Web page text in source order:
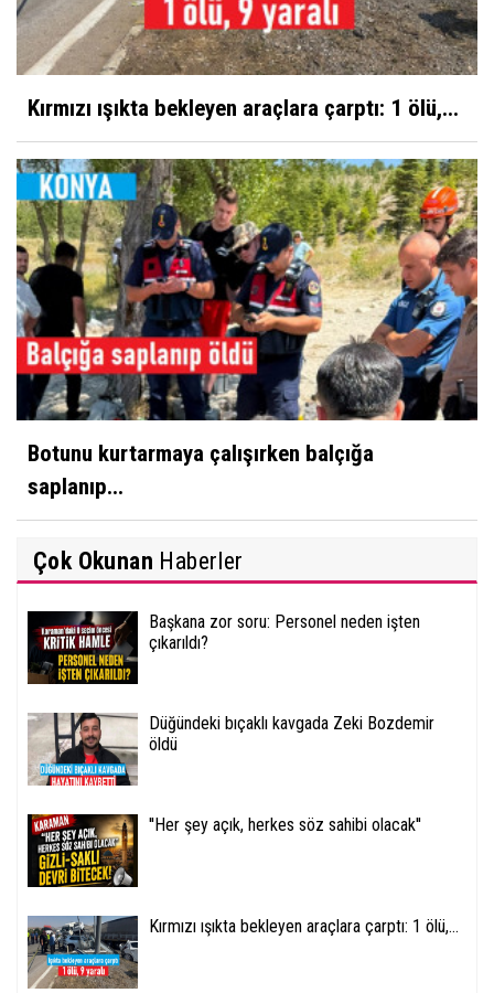
Kırmızı ışıkta bekleyen araçlara çarptı: 1 ölü,...
Botunu kurtarmaya çalışırken balçığa
saplanıp...
Çok Okunan Haberler
Başkana zor soru: Personel neden işten
çıkarıldı?
Düğündeki bıçaklı kavgada Zeki Bozdemir
öldü
''Her şey açık, herkes söz sahibi olacak''
Kırmızı ışıkta bekleyen araçlara çarptı: 1 ölü,...